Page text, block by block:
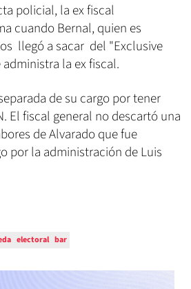
policial, la ex fiscal
cuando Bernal, quien es
llegó a sacar del "Exclusive
la ex fiscal.
de su cargo por tener
El fiscal general no descartó una
de Alvarado que fue
por la administración de Luis
electoral bar